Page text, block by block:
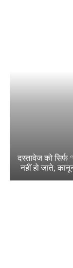
दस्तावेज को सिर्फ
नहीं हो जाते,